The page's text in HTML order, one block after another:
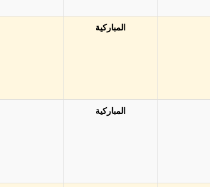
المباركية
المباركية